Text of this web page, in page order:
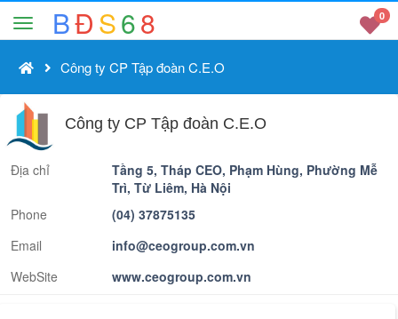
BĐS68 0
Công ty CP Tập đoàn C.E.O
Công ty CP Tập đoàn C.E.O
Địa chỉ
Tầng 5, Tháp CEO, Phạm Hùng, Phường Mễ
Trì, Từ Liêm, Hà Nội
Phone
(04) 37875135
Email
info@ceogroup.com.vn
WebSite
www.ceogroup.com.vn